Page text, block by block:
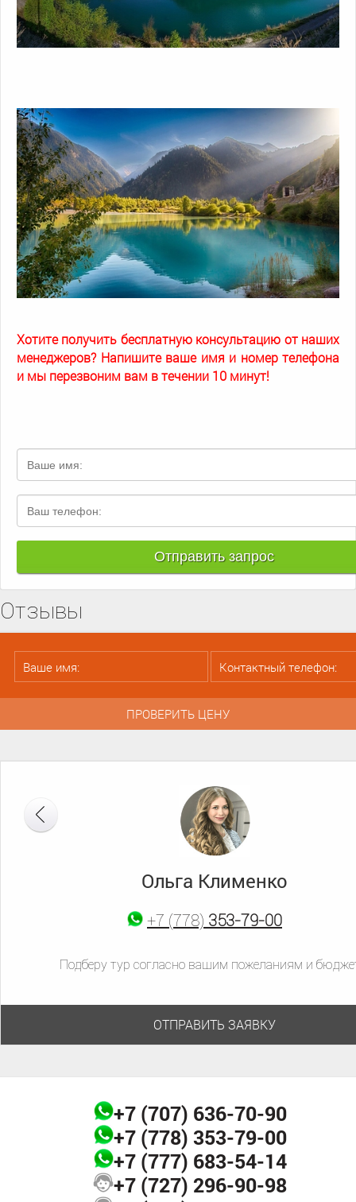
Хотите получить бесплатную консультацию от наших
менеджеров? Напишите ваше имя и номер телефона
и мы перезвоним вам в течении 10 минут!
Отзывы
Ольга Клименко
+7 (778) 353-79-00
Подберу тур согласно вашим пожеланиям и
ОТПРАВИТЬ ЗАЯВКУ
+7 (707) 636-70-90
+7 (777) 683-54-14
+7 (707) 636-70-90
+7 (778) 353-79-00
+7 (777) 683-54-14
+7 (727) 296-90-98